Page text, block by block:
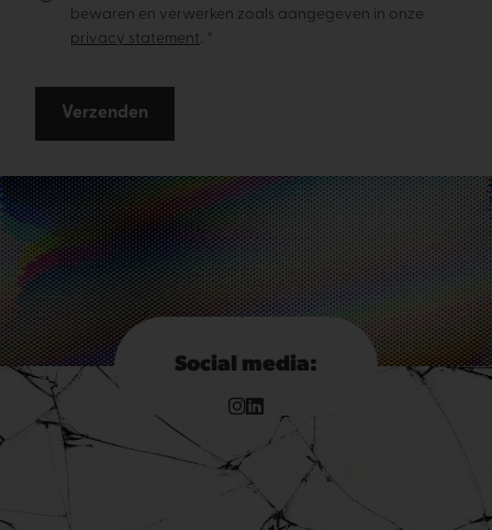
bewaren en verwerken zoals aangegeven in onze
privacy statement. *
Verzenden
Social media: